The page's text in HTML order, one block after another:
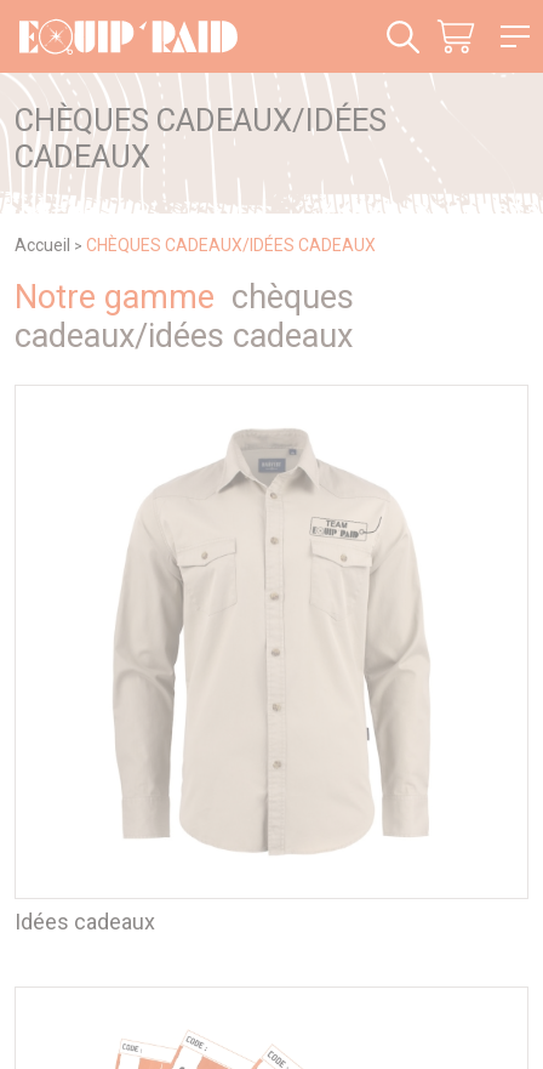
CHÈQUES CADEAUX/IDÉES
CADEAUX
Accueil > CHÈQUES CADEAUX/IDÉES CADEAUX
Notre gamme chèques
cadeaux/idées cadeaux
Idées cadeaux
Panneau de gestion des cookies